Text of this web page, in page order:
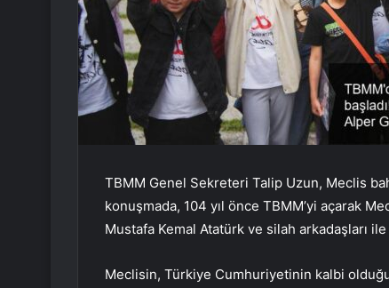
TBMM Genel Sekreteri Talip Uzun, Meclis
konuşmada, 104 yıl önce TBMM’yi açarak
Mustafa Kemal Atatürk ve silah arkadaşları
Meclisin, Türkiye Cumhuriyetinin kalbi